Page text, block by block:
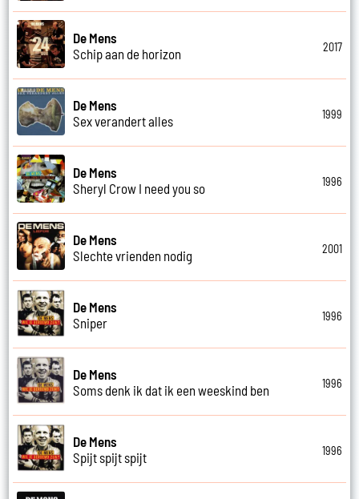
De Mens
Schip aan de horizon
2017
De Mens
Sex verandert alles
1999
De Mens
Sheryl Crow I need you so
1996
De Mens
Slechte vrienden nodig
2001
De Mens
Sniper
1996
De Mens
Soms denk ik dat ik een weeskind ben
1996
De Mens
Spijt spijt spijt
1996